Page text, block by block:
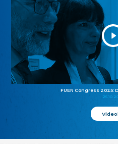
FUEN Congress 2025: